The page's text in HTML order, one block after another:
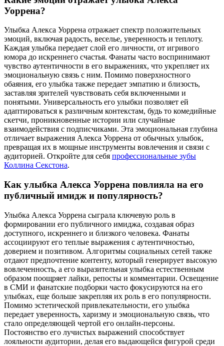
Уоррена?
Улыбка Алекса Уоррена отражает спектр положительных
эмоций, включая радость, веселье, уверенность и теплоту.
Каждая улыбка передает слой его личности, от игривого
юмора до искреннего счастья. Фанаты часто воспринимают
чувство аутентичности в его выражениях, что укрепляет их
эмоциональную связь с ним. Помимо поверхностного
обаяния, его улыбка также передает эмпатию и близость,
заставляя зрителей чувствовать себя включенными и
понятыми. Универсальность его улыбки позволяет ей
адаптироваться к различным контекстам, будь то комедийные
скетчи, проникновенные истории или случайные
взаимодействия с подписчиками. Эта эмоциональная глубина
отличает выражения Алекса Уоррена от обычных улыбок,
превращая их в мощные инструменты вовлечения и связи с
аудиторией. Откройте для себя профессиональные зубы
Коллина Секстона.
Как улыбка Алекса Уоррена повлияла на его
публичный имидж и популярность?
Улыбка Алекса Уоррена сыграла ключевую роль в
формировании его публичного имиджа, создавая образ
доступного, искреннего и близкого человека. Фанаты
ассоциируют его теплые выражения с аутентичностью,
доверием и позитивом. Алгоритмы социальных сетей также
отдают предпочтение контенту, который генерирует высокую
вовлеченность, а его выразительная улыбка естественным
образом поощряет лайки, репосты и комментарии. Освещение
в СМИ и фанатские подборки часто фокусируются на его
улыбках, еще больше закрепляя их роль в его популярности.
Помимо эстетической привлекательности, его улыбка
передает уверенность, харизму и эмоциональную связь, что
стало определяющей чертой его онлайн-персоны.
Постоянство его лучистых выражений способствует
лояльности аудитории, делая его выдающейся фигурой среди